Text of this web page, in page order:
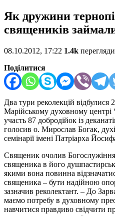
Як дружини
священиків
08.10.2012, 17:22 1.4k перегляди
Поділитися
Два тури реколекцій відбулися
Марійському духовному
участь 87 добродійок із
голосив о. Мирослав Богак,
семінарії імені Патріарха
Священик очолив
священика в його
якими вона повинна
священика – бути надійною
зазначив реколектант. – До
маємо потребу в духовному
навчитися правдиво свідчити